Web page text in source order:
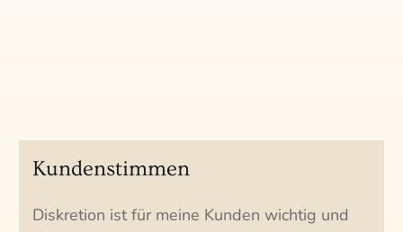
Kundenstimmen
Diskretion ist für meine Kunden wichtig und